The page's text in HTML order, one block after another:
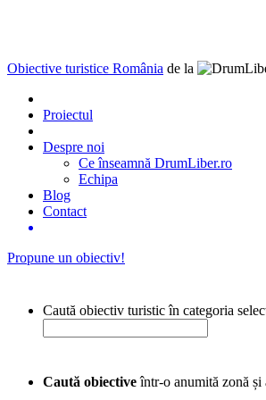
Obiective turistice România de la
Proiectul
Despre noi
Ce înseamnă DrumLiber.ro
Echipa
Blog
Contact
Propune un obiectiv!
Caută obiectiv turistic în categoria
Caută obiectiveîntr-o anumită zonă și